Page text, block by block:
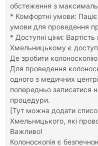
обстеження з
* Комфортні умови:
умови для проведення
* Доступні ціни: Вартість
Хмельницькому є
Де зробити
Для проведення
одного з медичних
попередньо записатися
процедури.
[Тут можна додати
Хмельницького, які
Важливо!
Колоноскопія є